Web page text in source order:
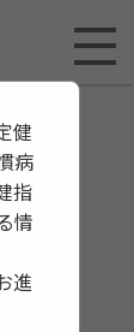
健
病
指
情
進